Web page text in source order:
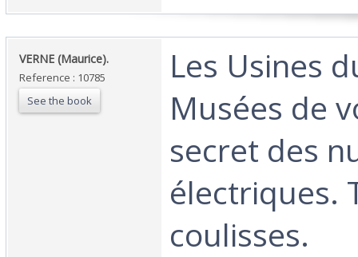
‎VERNE (Maurice).‎
Reference : 10785
See the book
‎Les Usines
Musées de
secret des
électriques.
coulisses.‎